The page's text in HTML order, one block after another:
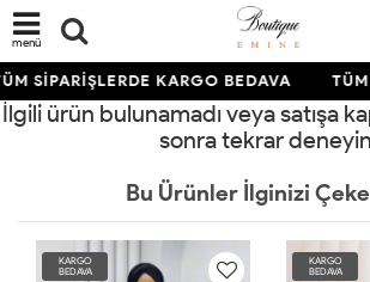
menü
SİPARİŞLERDE KARGO BEDAVA
İlgili ürün bulunamadı veya satışa
sonra tekrar
Bu Ürünler İlginizi
KARGO
BEDAVA
KARGO
BEDAVA